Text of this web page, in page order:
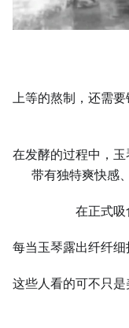
上等的熬制，还需
在发酵的过程中，
带有独特爽快感
在正式吸
每当玉琴露出纤纤细
这些人看的可不只